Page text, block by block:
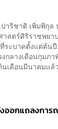
ริชาติ เพิ่มพิกุล
สตร์ศิริราชพยา
ะบาดตั้งแต่ต้น
กลางเดือนกุม
เดือนมีนาคมแล้
ออกแถลงกา